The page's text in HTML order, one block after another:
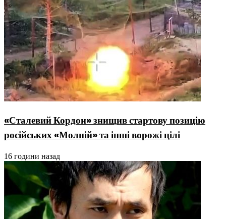
«Сталевий Кордон» знищив стартову позицію
російських «Молній» та інші ворожі цілі
16 години назад